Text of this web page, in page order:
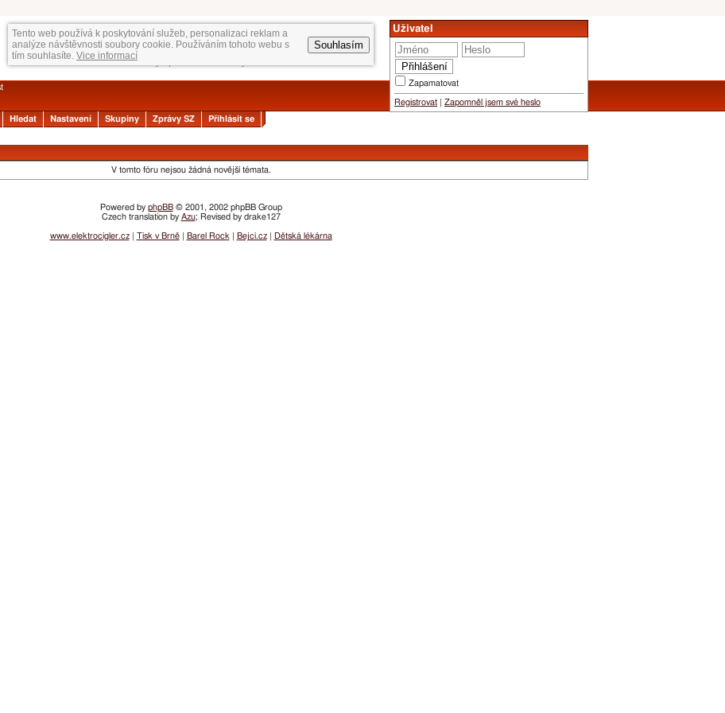
Tento web používá k poskytování služeb, personalizaci reklam a
analýze návštěvnosti soubory cookie. Používáním tohoto webu s
tím souhlasíte. Vice informací
Souhlasím
Uživatel
Zapamatovat
Registrovat Zapomněl jsem své heslo
Hledat Nastavení Skupiny Zprávy SZ
Přihlásit se
V tomto fóru nejsou žádná novější témata.
Powered by phpBB© 2001, 2002 phpBB Group
Czech translation by Azu; Revised by drake127
www.elektrocigler.cz| Tisk v Brně| Barel Rock Bejci.cz| Dětská lékárna